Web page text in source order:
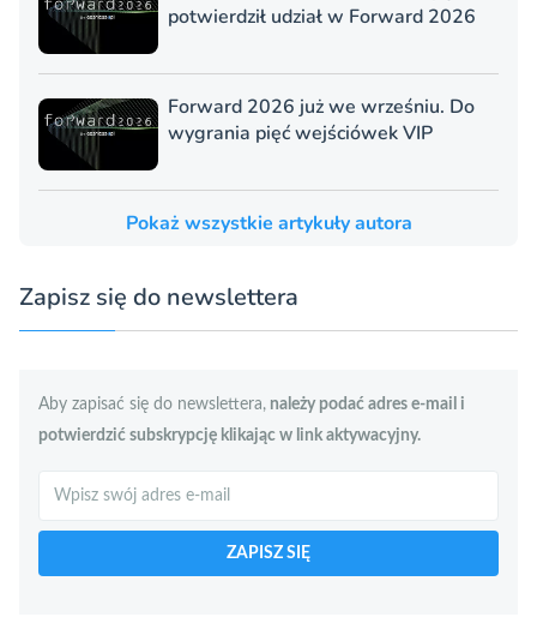
potwierdził udział w Forward 2026
Forward 2026 już we wrześniu. Do
wygrania pięć wejściówek VIP
Pokaż wszystkie artykuły autora
Zapisz się do newslettera
Aby zapisać się do newslettera, należy podać adres e-mail i
potwierdzić subskrypcję klikając w link aktywacyjny.
Szukaj
ZAPISZ SIĘ